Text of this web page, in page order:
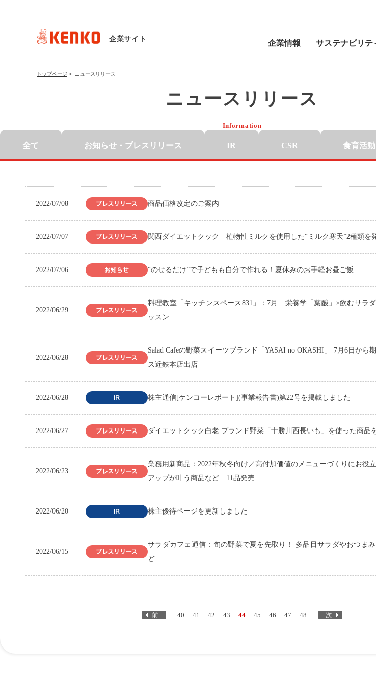
企業サイト 企業情報 サステナビリテ
トップページ > ニュースリリース
ニュースリリース
Information
全て お知らせ・ プレスリリース IR CSR 食育活動
2022/07/08 商品価格改定のご案内
2022/07/07 関西ダイエットクック 植物性ミルクを使用した“ミルク寒天”2種類を
2022/07/06 “のせるだけ”で子どもも自分で作れる！夏休みのお手軽お昼ご飯
2022/06/29
料理教室「キッチンスペース831」：7月 栄養学「葉酸」×飲むサラ
ッスン
2022/06/28
Salad Cafeの野菜スイーツブランド「YASAI no OKASHI」 7月6日から
ス近鉄本店出店
2022/06/28 株主通信[ケンコーレポート](事業報告書)第22号を掲載しました
2022/06/27 ダイエットクック白老 ブランド野菜「十勝川西長いも」を使った商品
2022/06/23
業務用新商品：2022年秋冬向け／高付加価値のメニューづくりにお役
アップが叶う商品など 11品発売
2022/06/20 株主優待ページを更新しました
2022/06/15
サラダカフェ通信：旬の野菜で夏を先取り！ 多品目サラダやおつま
ど
前 40 41 42 43 44 45 46 47 48 次